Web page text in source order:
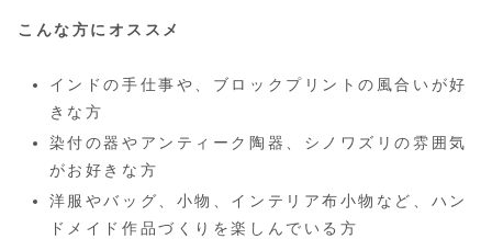
こんな方にオススメ
インドの手仕事や、ブロックプリントの風合いが好
きな方
染付の器やアンティーク陶器、シノワズリの雰囲気
がお好きな方
洋服やバッグ、小物、インテリア布小物など、ハン
ドメイド作品づくりを楽しんでいる方